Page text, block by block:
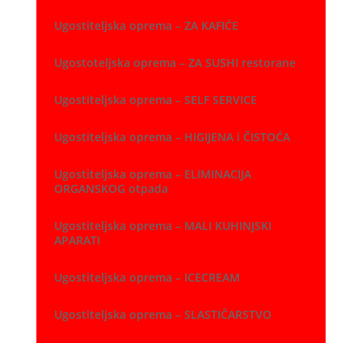
Ugostiteljska oprema – ZA KAFIĆE
Ugostoteljska oprema – ZA SUSHI restorane
Ugostiteljska oprema – SELF SERVICE
Ugostiteljska oprema – HIGIJENA i ČISTOĆA
Ugostiteljska oprema – ELIMINACIJA
ORGANSKOG otpada
Ugostiteljska oprema – MALI KUHINJSKI
APARATI
Ugostiteljska oprema – ICECREAM
Ugostiteljska oprema – SLASTIČARSTVO